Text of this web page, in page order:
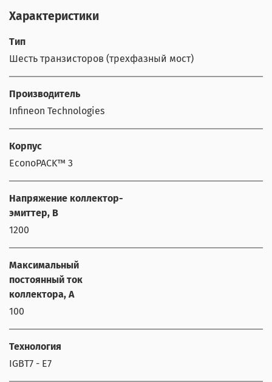
Характеристики
Тип
Шесть транзисторов (трехфазный мост)
Производитель
Infineon Technologies
Корпус
EconoPACK™ 3
Напряжение коллектор-
эмиттер, В
1200
Максимальный
постоянный ток
коллектора, А
100
Технология
IGBT7 - E7